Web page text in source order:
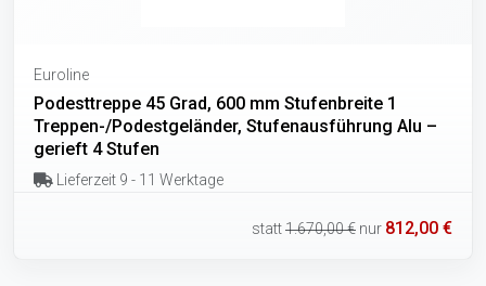
Euroline
Podesttreppe 45 Grad, 600 mm Stufenbreite 1
Treppen-/Podestgeländer, Stufenausführung Alu –
gerieft 4 Stufen
Lieferzeit 9 - 11 Werktage
statt1.670,00 € nur 812,00 €